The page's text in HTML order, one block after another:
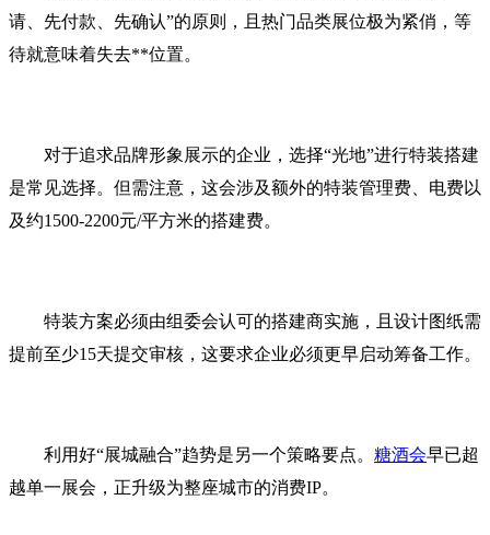
请、先付款、先确认”的原则，且热门品类展位极为紧俏，等
待就意味着失去**位置。
对于追求品牌形象展示的企业，选择“光地”进行特装搭建
是常见选择。但需注意，这会涉及额外的特装管理费、电费以
及约1500-2200元/平方米的搭建费。
特装方案必须由组委会认可的搭建商实施，且设计图纸需
提前至少15天提交审核，这要求企业必须更早启动筹备工作。
利用好“展城融合”趋势是另一个策略要点。 糖酒会早已超
越单一展会，正升级为整座城市的消费IP。